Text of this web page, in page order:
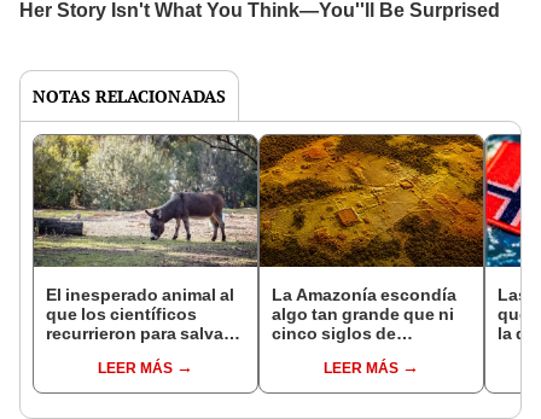
NOTAS RELACIONADAS
El inesperado animal al
que los científicos
recurrieron para salvar
reintroducción de un
asno salvaje está
LEER MÁS
La Amazonía escondía
algo tan grande que ni
cinco siglos de
encontrarlo: el hallazgo
podría cambiar todo lo
LEER MÁS
Las
que
la de